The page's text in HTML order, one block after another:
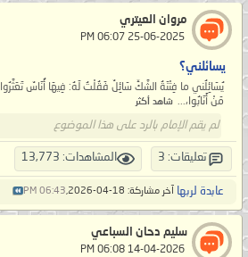
مروان العيتري
يسائلني؟
يُسَائِلُني ما فِتْنَةُ الشَّكِّ سَائِلٌ فَقُلْتُ لَهُ: فِيهَا أُنَاسٌ
مَنْ أَنَابُوا،... شاهد أكثر
لم يقم الإمام بالرد على هذا الموضوع
تعليقات: 3 المشاهدات: 13,773
عابدة لربها آخر مشاركة: 18-04-2026, 06:43 PM
سليم دحان السباعي